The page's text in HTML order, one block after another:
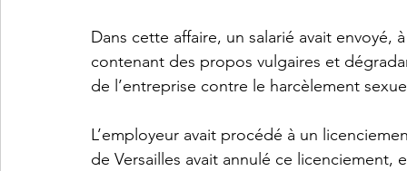
Dans cette affaire, un salarié avait
contenant des propos vulgaires et
de l’entreprise contre le harcèlement
L’employeur avait procédé à un
de Versailles avait annulé ce